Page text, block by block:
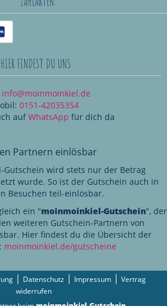
HIER FINDEST DU UNS
info@moinmoinkiel.de
0151-42035354
auf WhatsApp für dich da
Partnern einlösbar
Gutschein wird stets nur der Betrag
wurde. So ist der Gutschein auch in
Besuchen teil-einlösbar.
ein "moinmoinkiel-Gutschein", der
weiteren Gutschein-Partnern von
Hier findest du die Übersicht der
moinmoinkiel.de/gutscheine
Datenschutz Impressum
Vertrag
widerrufen